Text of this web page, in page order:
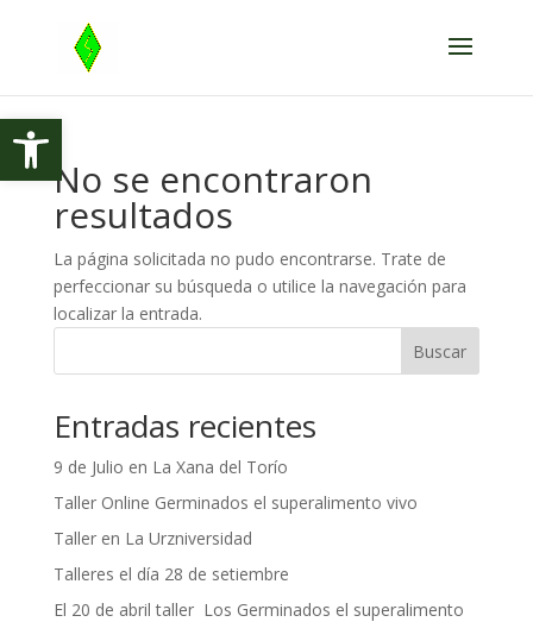
Abrir barra de herramientas
No se encontraron
resultados
La página solicitada no pudo encontrarse. Trate de
perfeccionar su búsqueda o utilice la navegación para
localizar la entrada.
Buscar
Entradas recientes
9 de Julio en La Xana del Torío
Taller Online Germinados el superalimento vivo
Taller en La Urzniversidad
Talleres el día 28 de setiembre
El 20 de abril taller Los Germinados el superalimento